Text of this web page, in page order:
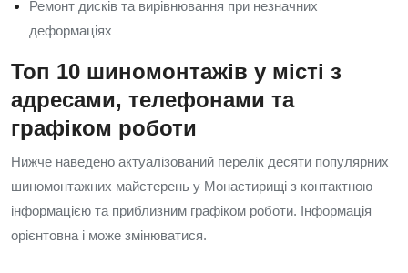
Ремонт дисків та вирівнювання при незначних
деформаціях
Топ 10 шиномонтажів у місті з
адресами, телефонами та
графіком роботи
Нижче наведено актуалізований перелік десяти популярних
шиномонтажних майстерень у Монастирищі з контактною
інформацією та приблизним графіком роботи. Інформація
орієнтовна і може змінюватися.